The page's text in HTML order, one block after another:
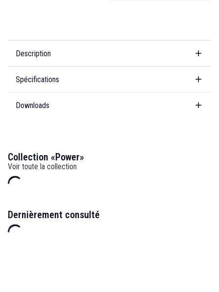
Description
Spécifications
Downloads
Collection «Power»
Voir toute la collection
Dernièrement consulté